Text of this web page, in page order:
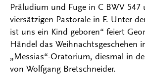
Präludium und Fuge in C BWV 547
viersätzigen Pastorale in F. Unter
ist uns ein Kind geboren“ feiert
Händel das Weihnachtsgeschehen
„Messias“-Oratorium, diesmal in
von Wolfgang Bretschneider.